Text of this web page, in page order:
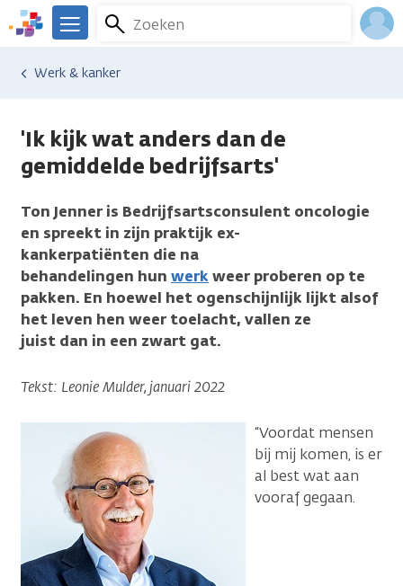
Overslaan
en
We
er
Kanker.nl
Zoeken
Menu
Werk & kanker
'Ik kijk wat anders dan de
gemiddelde bedrijfsarts'
Ton Jenner is Bedrijfsartsconsulent oncologie
en spreekt in zijn praktijk ex-
kankerpatiënten die na
behandelingen hun werk weer proberen op te
pakken. En hoewel het ogenschijnlijk lijkt alsof
het leven hen weer toelacht, vallen ze
juist dan in een zwart gat.
Tekst: Leonie Mulder, januari 2022
“Voordat mensen
bij mij komen, is er
al best wat aan
vooraf gegaan.